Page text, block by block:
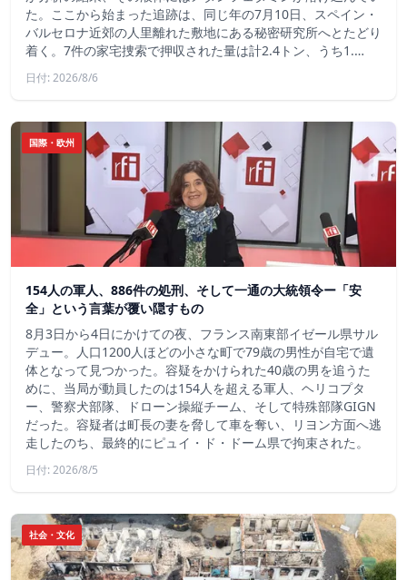
た。ここから始まった追跡は、同じ年の7月10日、スペイン・
バルセロナ近郊の人里離れた敷地にある秘密研究所へとたどり
着く。7件の家宅捜索で押収された量は計2.4トン、うち1.…
日付: 2026/8/6
国際・欧州
154人の軍人、886件の処刑、そして一通の大統領令ー「安
全」という言葉が覆い隠すもの
8月3日から4日にかけての夜、フランス南東部イゼール県サル
デュー。人口1200人ほどの小さな町で79歳の男性が自宅で遺
体となって見つかった。容疑をかけられた40歳の男を追うた
めに、当局が動員したのは154人を超える軍人、ヘリコプタ
ー、警察犬部隊、ドローン操縦チーム、そして特殊部隊GIGN
だった。容疑者は町長の妻を脅して車を奪い、リヨン方面へ逃
走したのち、最終的にピュイ・ド・ドーム県で拘束された。
日付: 2026/8/5
社会・文化